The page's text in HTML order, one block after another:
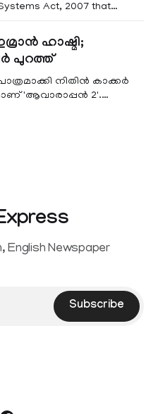
Act, 2007 that
on payments through
and other notified
payment modes. The amendment passed by the
ഹാഷ്മി;
പുറത്ത്
നിതിൻ കാക്കർ
'ആവാരാപ്പൻ 2'.
English Newspaper
Subscribe